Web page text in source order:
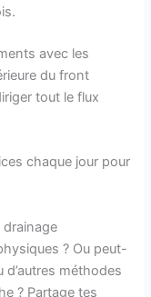
avec les
du front
tout le flux
chaque jour pour
drainage
? Ou peut-
d’autres méthodes
? Partage tes